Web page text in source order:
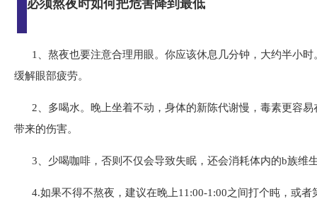
必须熬夜时如何把危害降到最低
1、熬夜也要注意合理用眼。你应该休息几分钟，大约半小
缓解眼部疲劳。
2、多喝水。晚上坐着不动，身体的新陈代谢慢，毒素更容
带来的伤害。
3、少喝咖啡，否则不仅会导致失眠，还会消耗体内的b族维
4.如果不得不熬夜，建议在晚上11:00-1:00之间打个盹，或